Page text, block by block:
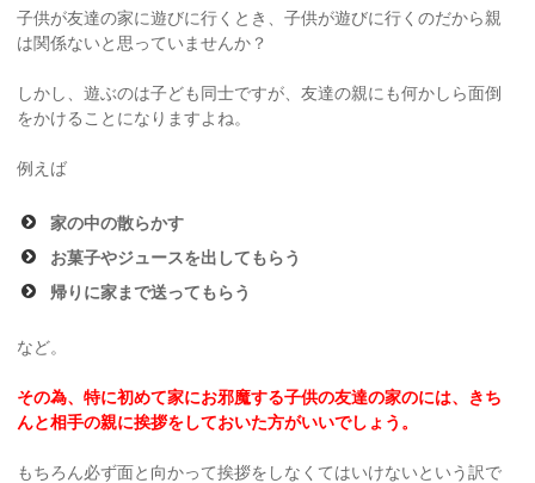
子供が友達の家に遊びに行くとき、子供が遊びに行くのだから親
は関係ないと思っていませんか？
しかし、遊ぶのは子ども同士ですが、友達の親にも何かしら面倒
をかけることになりますよね。
例えば
家の中の散らかす
お菓子やジュースを出してもらう
帰りに家まで送ってもらう
など。
その為、特に初めて家にお邪魔する子供の友達の家のには、きち
んと相手の親に挨拶をしておいた方がいいでしょう。
もちろん必ず面と向かって挨拶をしなくてはいけないという訳で